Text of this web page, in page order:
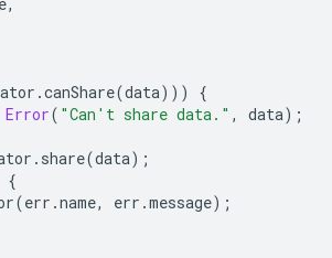
.canShare(data)))
{
Error( "Can't share data." , data);
. share(data);
{
(err .name, err .message);